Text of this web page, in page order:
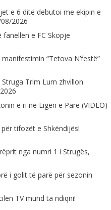
e 6 ditë debutoi me ekipin e
2026
fanellën e FC Skopje
“Tetova N’festë”
Trim Lum zhvillon
e ri në Ligën e Parë (VIDEO)
tifozët e Shkëndijës!
nga numri 1 i Strugës,
i golit të parë për sezonin
TV mund ta ndiqni!